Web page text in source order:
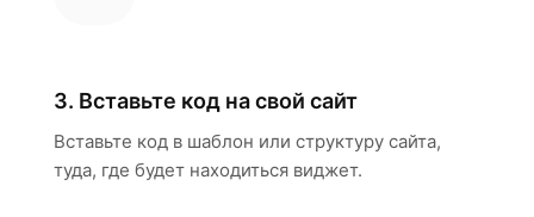
3. Вставьте код на свой сайт
Вставьте код в шаблон или структуру сайта,
туда, где будет находиться виджет.